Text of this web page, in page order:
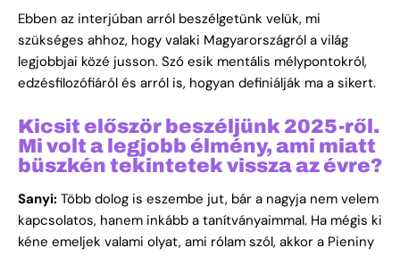
Ebben az interjúban arról beszélgetünk velük, mi
szükséges ahhoz, hogy valaki Magyarországról a világ
legjobbjai közé jusson. Szó esik mentális mélypontokról,
edzésfilozófiáról és arról is, hogyan definiálják ma a sikert.
Kicsit először beszéljünk 2025-ről.
Mi volt a legjobb élmény, ami miatt
büszkén tekintetek vissza az évre?
Sanyi: Több dolog is eszembe jut, bár a nagyja nem velem
kapcsolatos, hanem inkább a tanítványaimmal. Ha mégis ki
kéne emeljek valami olyat, ami rólam szól, akkor a Pieniny